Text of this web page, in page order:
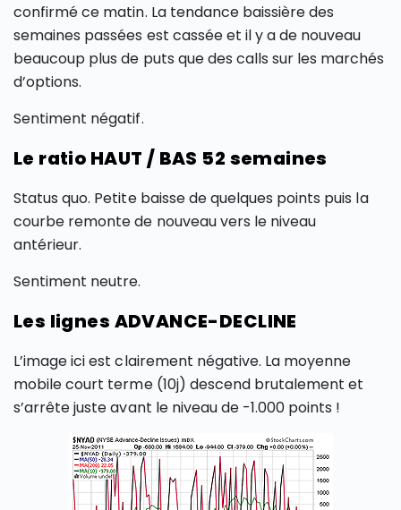
confirmé ce matin. La tendance baissière des
semaines passées est cassée et il y a de nouveau
beaucoup plus de puts que des calls sur les marchés
d’options.
Sentiment négatif.
Le ratio HAUT / BAS 52 semaines
Status quo. Petite baisse de quelques points puis la
courbe remonte de nouveau vers le niveau
antérieur.
Sentiment neutre.
Les lignes ADVANCE-DECLINE
L’image ici est clairement négative. La moyenne
mobile court terme (10j) descend brutalement et
s’arrête juste avant le niveau de -1.000 points !